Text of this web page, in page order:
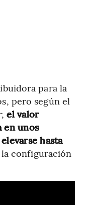
para la
pero según el
,el valor
en unos
hasta
configuración